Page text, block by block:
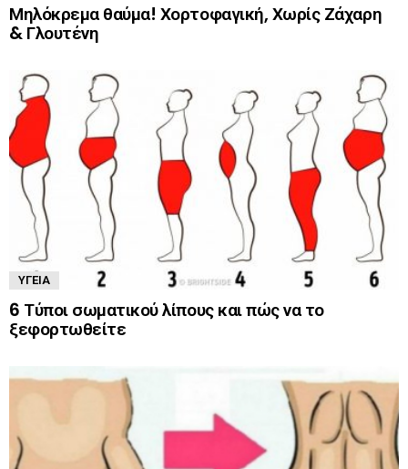
Μηλόκρεμα θαύμα! Χορτοφαγική, Χωρίς Ζάχαρη
& Γλουτένη
ΥΓΕΊΑ
6 Τύποι σωματικού λίπους και πώς να το
ξεφορτωθείτε